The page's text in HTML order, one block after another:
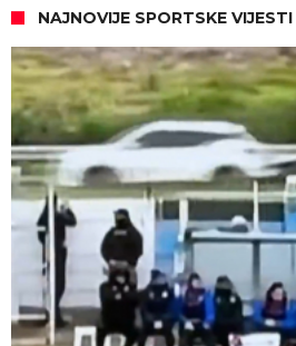
NAJNOVIJE SPORTSKE VIJESTI